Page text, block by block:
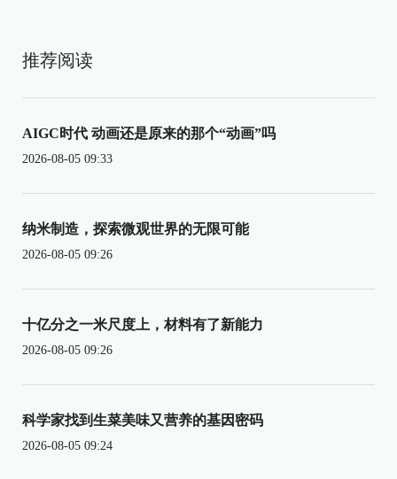
推荐阅读
AIGC时代 动画还是原来的那个“动画”吗
2026-08-05 09:33
纳米制造，探索微观世界的无限可能
2026-08-05 09:26
十亿分之一米尺度上，材料有了新能力
2026-08-05 09:26
科学家找到生菜美味又营养的基因密码
2026-08-05 09:24